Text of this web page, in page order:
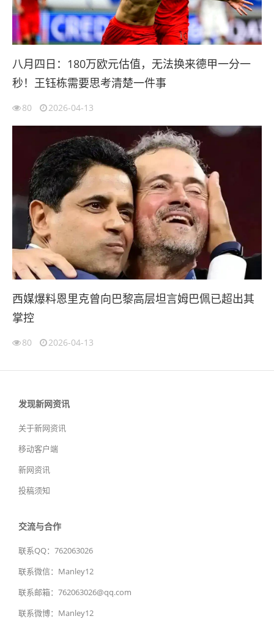
八月四日：180万欧元估值，无法换来德甲一分一
秒！王钰栋需要思考清楚一件事
80 2026-04-13
西媒爆料恩里克曾向巴黎高层坦言姆巴佩已超出其
掌控
80 2026-04-13
发现新网资讯
关于新网资讯
移动客户端
新网资讯
投稿须知
交流与合作
联系QQ：762063026
联系微信：Manley12
联系邮箱：762063026@qq.com
联系微博：Manley12